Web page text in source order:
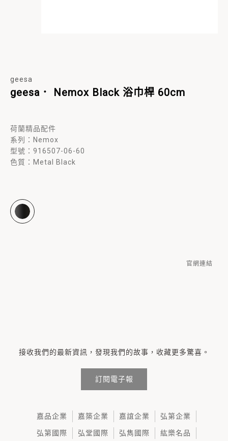
geesa
geesa． Nemox Black 浴巾桿 60cm
荷蘭精品配件
系列： Nemox
型號： 916507-06-60
色質：Metal Black
官網連結
接收我們的最新資訊，發現我們的故事，收藏更多驚喜。
訂閱電子報
嘉品企業 嘉築企業 嘉誼企業 弘第企業
弘第國際 弘堂國際 弘雋國際 紘樂名品